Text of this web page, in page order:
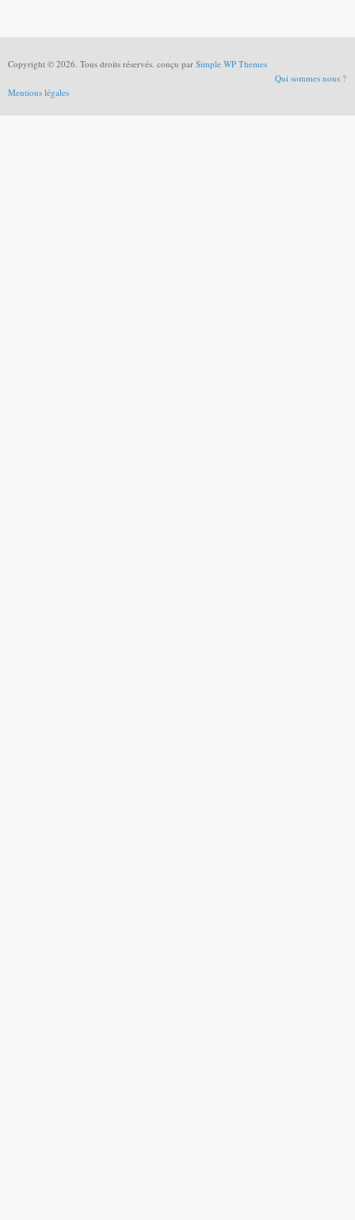
Copyright © 2026. Tous droits réservés. conçu par Simple WP Themes
Qui sommes nous ?
Mentions légales